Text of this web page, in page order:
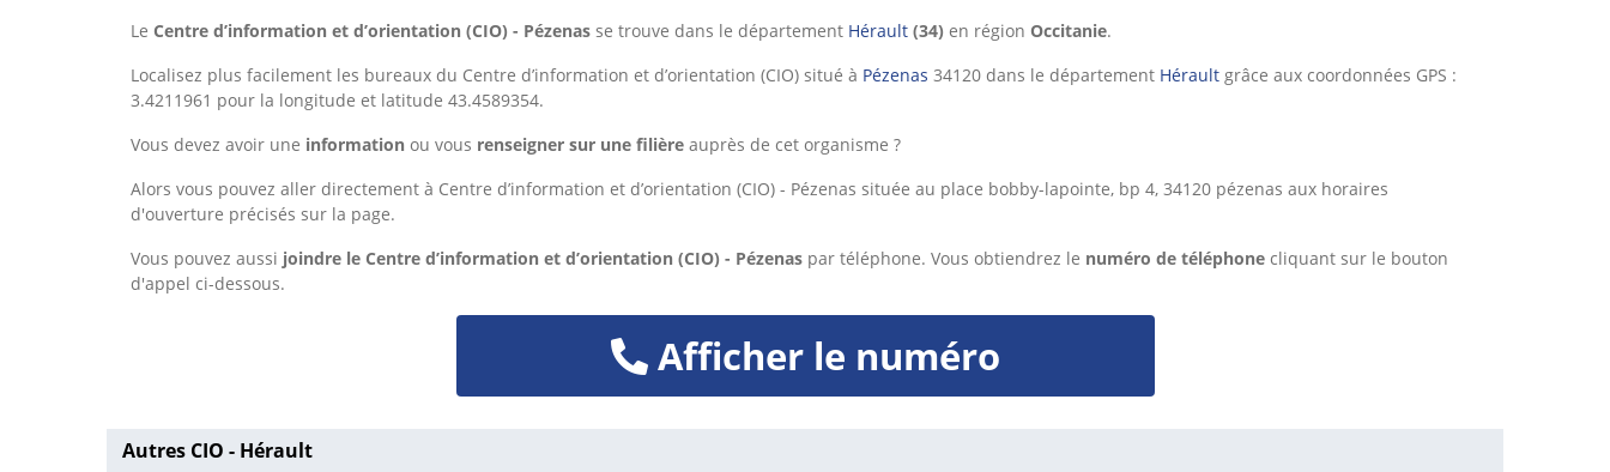
Le Centre d’information et d’orientation (CIO) - Pézenas se trouve dans le département Hérault (34) en région Occitanie.
Localisez plus facilement les bureaux du Centre d’information et d’orientation (CIO) situé à Pézenas 34120 dans le département Hérault grâce aux coordonnées GPS :
3.4211961 pour la longitude et latitude 43.4589354.
Vous devez avoir une information ou vous renseigner sur une filière auprès de cet organisme ?
Alors vous pouvez aller directement à Centre d’information et d’orientation (CIO) - Pézenas située au place bobby-lapointe, bp 4, 34120 pézenas aux horaires
d'ouverture précisés sur la page.
Vous pouvez aussi joindre le Centre d’information et d’orientation (CIO) - Pézenas par téléphone. Vous obtiendrez le numéro de téléphone cliquant sur le bouton
d'appel ci-dessous.
Afficher le numéro
Autres CIO - Hérault